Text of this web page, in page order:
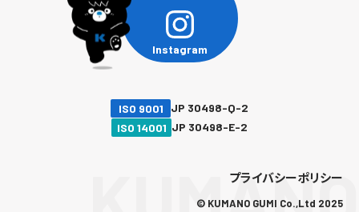
Instagram
ISO 9001
JP 30498-Q-2
ISO 14001 JP 30498-E-2
プライバシーポリシー
© KUMANO GUMI Co.,Ltd 2025